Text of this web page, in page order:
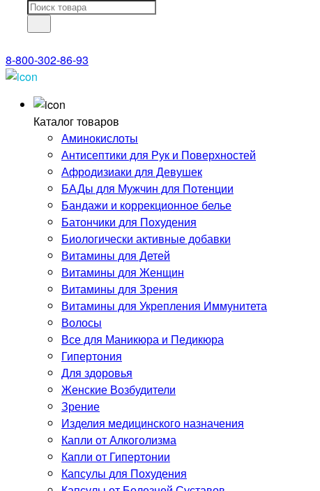
8-800-302-86-93
Каталог товаров
Аминокислоты
Антисептики для Рук и Поверхностей
Афродизиаки для Девушек
БАДы для Мужчин для Потенции
Бандажи и коррекционное белье
Батончики для Похудения
Биологически активные добавки
Витамины для Детей
Витамины для Женщин
Витамины для Зрения
Витамины для Укрепления Иммунитета
Волосы
Все для Маникюра и Педикюра
Гипертония
Для здоровья
Женские Возбудители
Зрение
Изделия медицинского назначения
Капли от Алкоголизма
Капли от Гипертонии
Капсулы для Похудения